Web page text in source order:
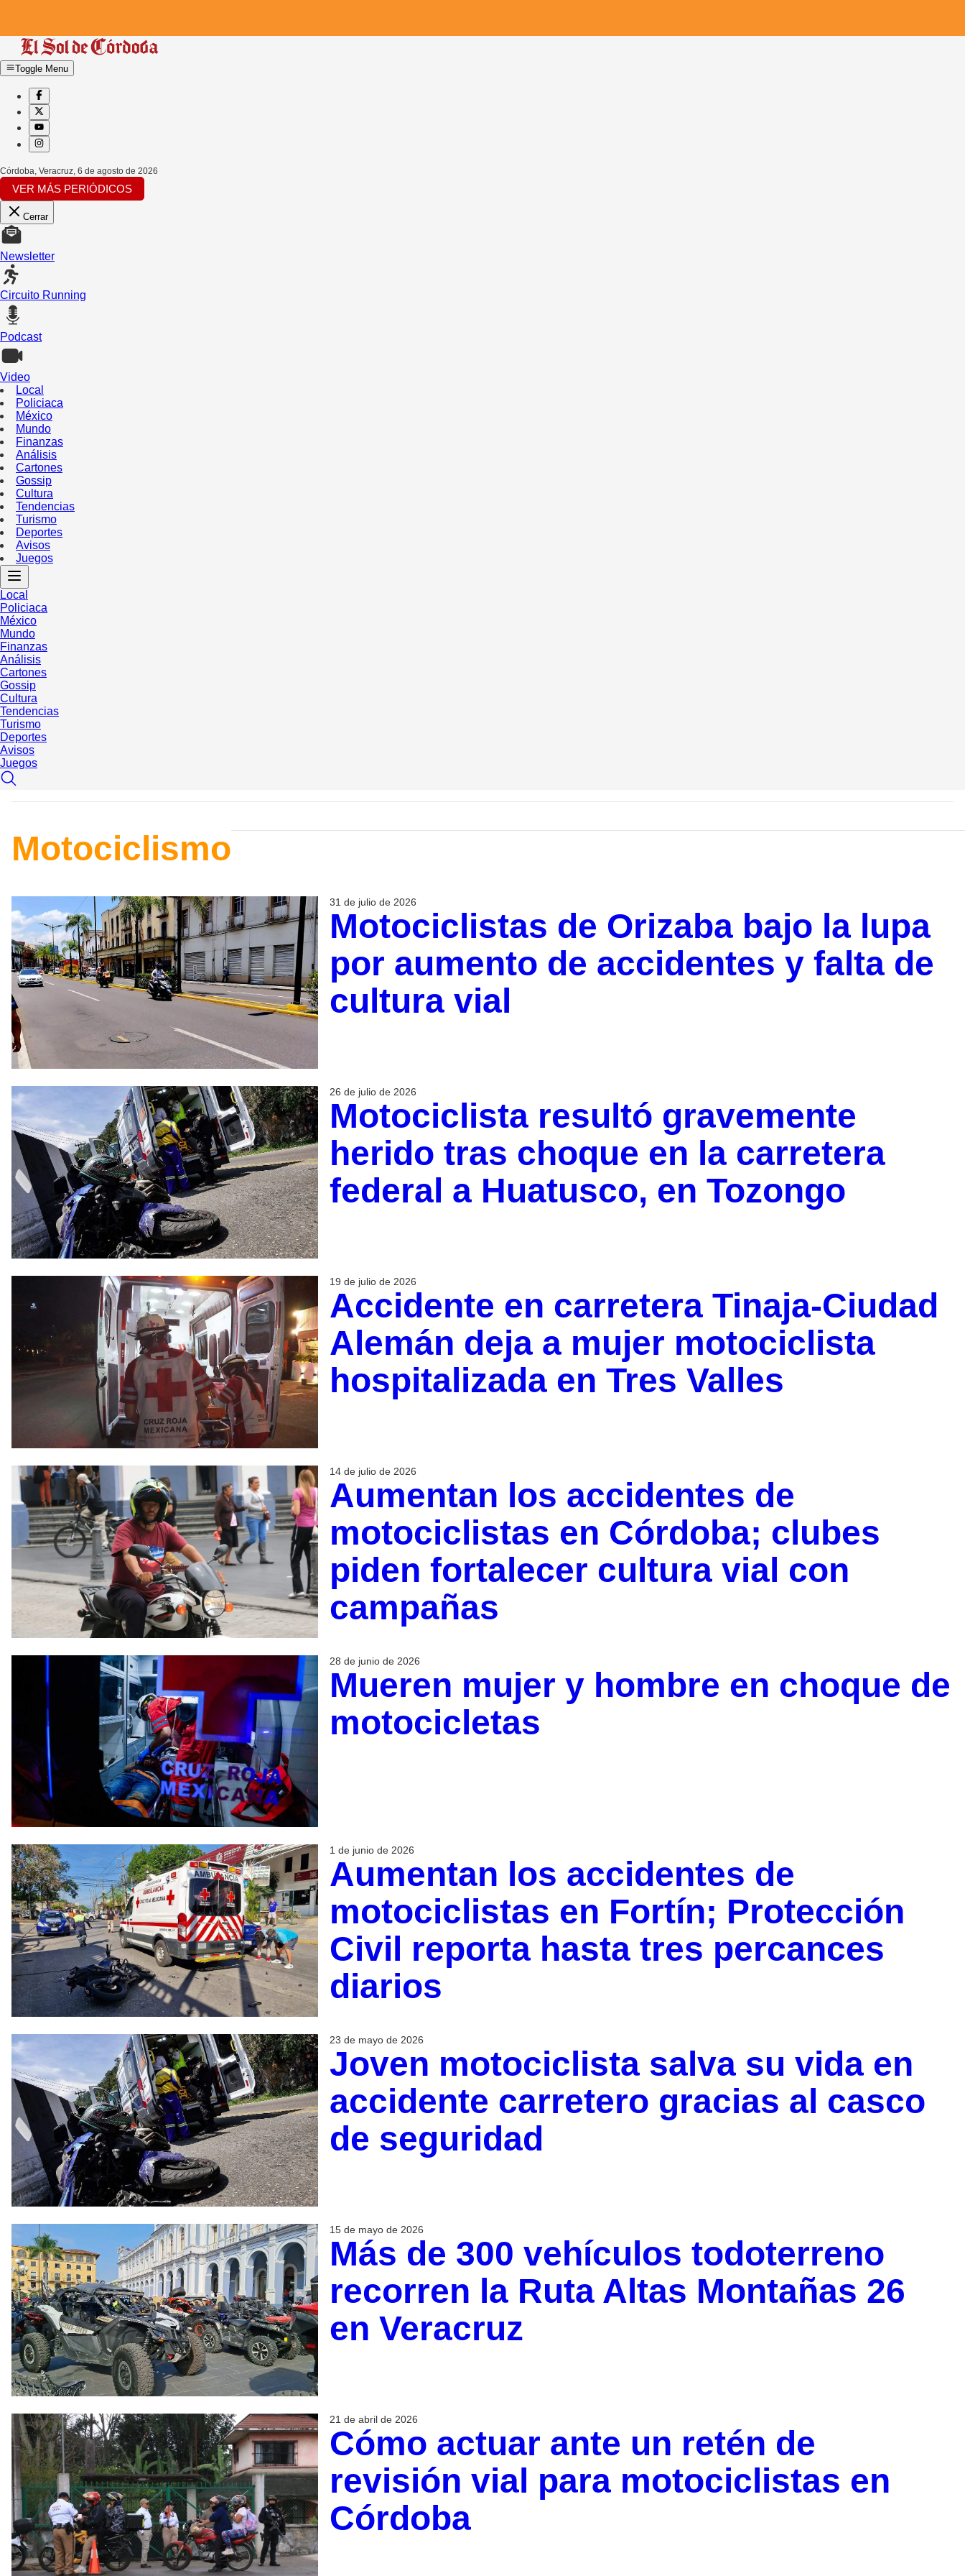
Toggle Menu
Córdoba, Veracruz 6 de agosto de 2026
VER MÁS PERIÓDICOS
Cerrar
Newsletter
Circuito Running
Podcast
Video
Local
Policiaca
México
Mundo
Finanzas
Análisis
Cartones
Gossip
Cultura
Tendencias
Turismo
Deportes
Avisos
Juegos
Local
Policiaca
México
Mundo
Finanzas
Análisis
Cartones
Gossip
Cultura
Tendencias
Turismo
Deportes
Avisos
Juegos
Motociclismo
31 de julio de 2026
Motociclistas de Orizaba bajo la lupa
por aumento de accidentes y falta de
cultura vial
26 de julio de 2026
Motociclista resultó gravemente
herido tras choque en la carretera
federal a Huatusco, en Tozongo
19 de julio de 2026
Accidente en carretera Tinaja-Ciudad
Alemán deja a mujer motociclista
hospitalizada en Tres Valles
14 de julio de 2026
Aumentan los accidentes de
motociclistas en Córdoba; clubes
piden fortalecer cultura vial con
campañas
28 de junio de 2026
Mueren mujer y hombre en choque de
motocicletas
1 de junio de 2026
Aumentan los accidentes de
motociclistas en Fortín; Protección
Civil reporta hasta tres percances
diarios
23 de mayo de 2026
Joven motociclista salva su vida en
accidente carretero gracias al casco
de seguridad
15 de mayo de 2026
Más de 300 vehículos todoterreno
recorren la Ruta Altas Montañas 26
en Veracruz
21 de abril de 2026
Cómo actuar ante un retén de
revisión vial para motociclistas en
Córdoba